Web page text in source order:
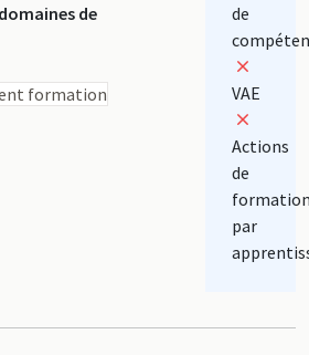
de
formation
de
VAE
Actions
de
par